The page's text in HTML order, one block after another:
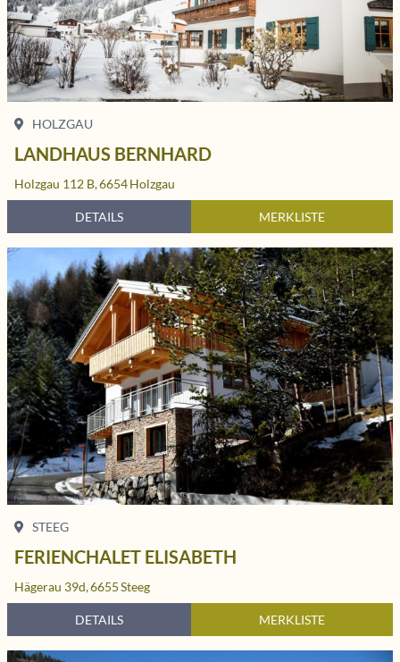
HOLZGAU
LANDHAUS BERNHARD
Holzgau 112 B,6654Holzgau
DETAILS MERKLISTE
STEEG
FERIENCHALET ELISABETH
Hägerau 39d,6655Steeg
DETAILS MERKLISTE